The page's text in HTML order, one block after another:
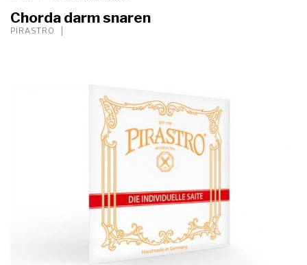
Chorda darm snaren
PIRASTRO